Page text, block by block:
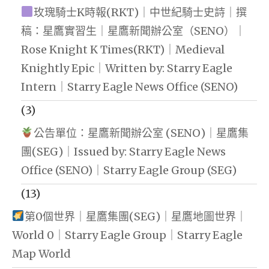
玫瑰騎士K時報(RKT)｜中世紀騎士史詩｜撰
稿：星鷹實習生｜星鷹新聞辦公室（SENO）｜
Rose Knight K Times(RKT)｜Medieval
Knightly Epic｜Written by: Starry Eagle
Intern｜Starry Eagle News Office (SENO)
(3)
公告單位：星鷹新聞辦公室 (SENO)｜星鷹集
團(SEG)｜Issued by: Starry Eagle News
Office (SENO)｜Starry Eagle Group (SEG)
(13)
第0個世界｜星鷹集團(SEG)｜星鷹地圖世界｜
World 0｜Starry Eagle Group｜Starry Eagle
Map World